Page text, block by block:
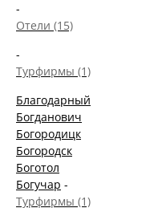
-
Отели (15)
-
Турфирмы (1)
Благодарный
Богданович
Богородицк
Богородск
Боготол
Богучар -
Турфирмы (1)